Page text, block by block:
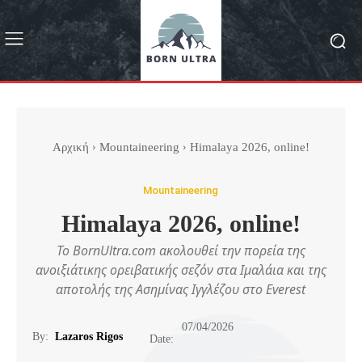
Αρχική Mountaineering Himalaya 2026, online!
Mountaineering
Himalaya 2026, online!
To BornUltra.com ακολουθεί την πορεία της
ανοιξιάτικης ορειβατικής σεζόν στα Ιμαλάια και της
αποτολής της Ασημίνας Ιγγλέζου στο Everest
By: Lazaros Rigos Date:
07/04/2026